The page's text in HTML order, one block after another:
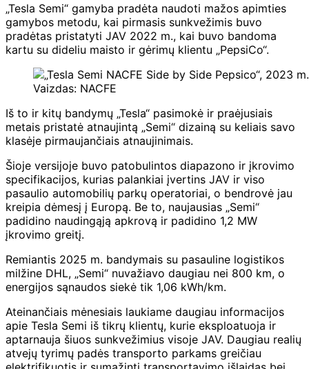
„Tesla Semi“ gamyba pradėta naudoti mažos apimties
gamybos metodu, kai pirmasis sunkvežimis buvo
pradėtas pristatyti JAV 2022 m., kai buvo bandoma
kartu su dideliu maisto ir gėrimų klientu „PepsiCo“.
Vaizdas: NACFE
Iš to ir kitų bandymų „Tesla“ pasimokė ir praėjusiais
metais pristatė atnaujintą „Semi“ dizainą su keliais savo
klasėje pirmaujančiais atnaujinimais.
Šioje versijoje buvo patobulintos diapazono ir įkrovimo
specifikacijos, kurias palankiai įvertins JAV ir viso
pasaulio automobilių parkų operatoriai, o bendrovė jau
kreipia dėmesį į Europą. Be to, naujausias „Semi“
padidino naudingąją apkrovą ir padidino 1,2 MW
įkrovimo greitį.
Remiantis 2025 m. bandymais su pasauline logistikos
milžine DHL, „Semi“ nuvažiavo daugiau nei 800 km, o
energijos sąnaudos siekė tik 1,06 kWh/km.
Ateinančiais mėnesiais laukiame daugiau informacijos
apie Tesla Semi iš tikrų klientų, kurie eksploatuoja ir
aptarnauja šiuos sunkvežimius visoje JAV. Daugiau realių
atvejų tyrimų padės transporto parkams greičiau